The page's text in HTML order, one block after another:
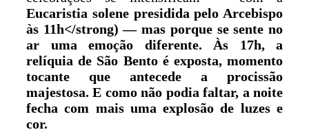
Eucaristia solene presidida pelo Arcebispo
às 11h</strong) — mas porque se sente no
ar uma emoção diferente. Às 17h, a
relíquia de São Bento é exposta, momento
tocante que antecede a procissão
majestosa. E como não podia faltar, a noite
fecha com mais umaexplosão de luzes e
cor.